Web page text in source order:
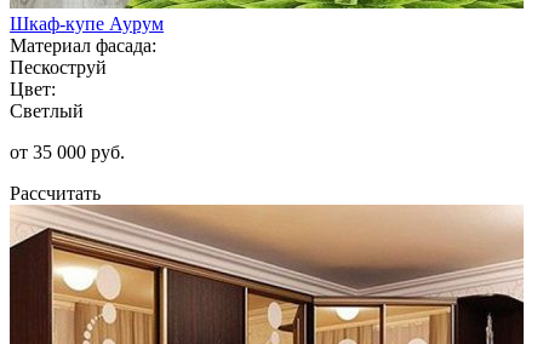
Шкаф-купе Аурум
Материал фасада:
Пескоструй
Цвет:
Светлый
от 35 000 руб.
Рассчитать